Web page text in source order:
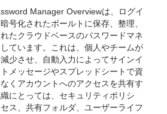
Manager Overviewは、ログイ
号化されたボールトに保存、整理、
たクラウドベースのパスワードマネ
ています。これは、個人やチームが
少させ、自動入力によってサインイ
メッセージやスプレッドシートで資
くアカウントへのアクセスを共有す
にとっては、セキュリティポリシ
ス、共有フォルダ、ユーザーライフ